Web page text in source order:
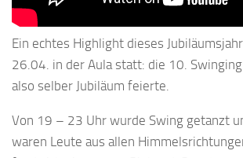
Ein echtes Highlight dieses
26.04. in der Aula statt: die 10.
also selber Jubiläum feierte.
Von 19 – 23 Uhr wurde Swing getanzt
waren Leute aus allen